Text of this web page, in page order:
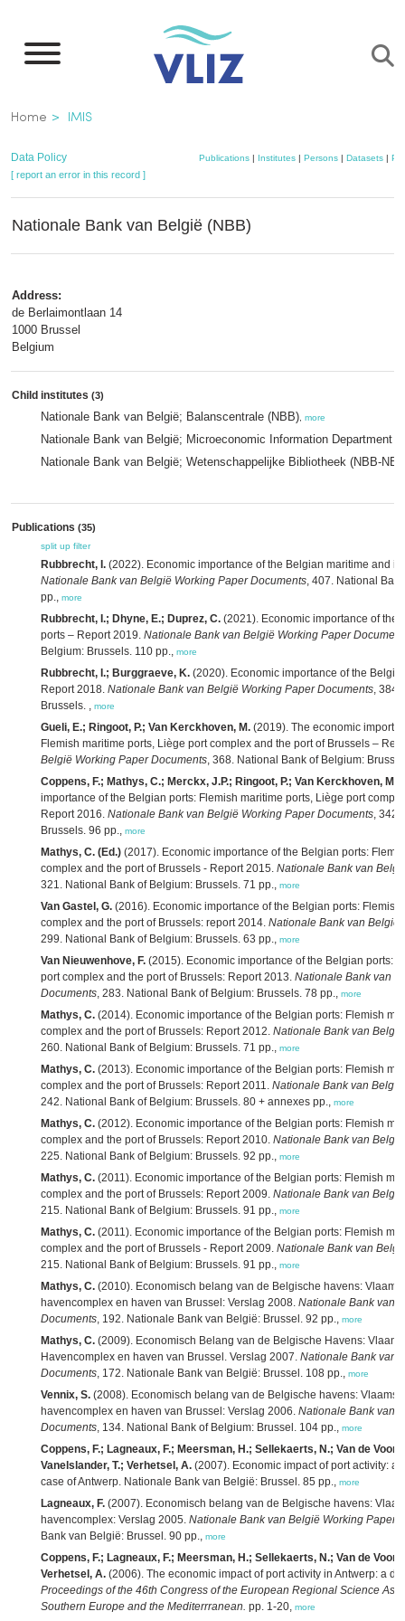
main
Breadcrumb
Home IMIS
Data Policy Publications | Institutes | Persons | Datasets |
[ report an error in this record ]
Nationale Bank van België (NBB)
Address:
de Berlaimontlaan 14
1000 Brussel
Belgium
Child institutes (3)
Nationale Bank van België; Balanscentrale (NBB) more
Nationale Bank van België; Microeconomic Information Department
Nationale Bank van België; Wetenschappelijke Bibliotheek (NBB-NB)
Publications (35)
split up filter
Rubbrecht, I. (2022). Economic importance of the Belgian maritime and
Nationale Bank van België Working Paper Documents, 407. National
pp., more
Rubbrecht, I.; Dhyne, E.; Duprez, C. (2021). Economic importance of the
ports – Report 2019. Nationale Bank van België Working Paper
Belgium: Brussels. 110 pp., more
Rubbrecht, I.; Burggraeve, K. (2020). Economic importance of the
Report 2018. Nationale Bank van België Working Paper Documents, 384.
Brussels. , more
Gueli, E.; Ringoot, P.; Van Kerckhoven, M. (2019). The economic
Flemish maritime ports, Liège port complex and the port of Brussels –
België Working Paper Documents, 368. National Bank of Belgium:
Coppens, F.; Mathys, C.; Merckx, J.P.; Ringoot, P.; Van Kerckhoven, M.
importance of the Belgian ports: Flemish maritime ports, Liège port
Report 2016. Nationale Bank van België Working Paper Documents, 342.
Brussels. 96 pp., more
Mathys, C. (Ed.) (2017). Economic importance of the Belgian ports:
complex and the port of Brussels - Report 2015. Nationale Bank van
321. National Bank of Belgium: Brussels. 71 pp., more
Van Gastel, G. (2016). Economic importance of the Belgian ports:
complex and the port of Brussels: report 2014. Nationale Bank van België
299. National Bank of Belgium: Brussels. 63 pp., more
Van Nieuwenhove, F. (2015). Economic importance of the Belgian ports:
port complex and the port of Brussels: Report 2013. Nationale Bank van
Documents, 283. National Bank of Belgium: Brussels. 78 pp., more
Mathys, C. (2014). Economic importance of the Belgian ports: Flemish
complex and the port of Brussels: Report 2012. Nationale Bank van
260. National Bank of Belgium: Brussels. 71 pp., more
Mathys, C. (2013). Economic importance of the Belgian ports: Flemish
complex and the port of Brussels: Report 2011. Nationale Bank van
242. National Bank of Belgium: Brussels. 80 + annexes pp., more
Mathys, C. (2012). Economic importance of the Belgian ports: Flemish
complex and the port of Brussels: Report 2010. Nationale Bank van
225. National Bank of Belgium: Brussels. 92 pp., more
Mathys, C. (2011). Economic importance of the Belgian ports: Flemish
complex and the port of Brussels: Report 2009. Nationale Bank van
215. National Bank of Belgium: Brussels. 91 pp., more
Mathys, C. (2011). Economic importance of the Belgian ports: Flemish
complex and the port of Brussels - Report 2009. Nationale Bank van
215. National Bank of Belgium: Brussels. 91 pp., more
Mathys, C. (2010). Economisch belang van de Belgische havens:
havencomplex en haven van Brussel: Verslag 2008. Nationale Bank van
Documents, 192. Nationale Bank van België: Brussel. 92 pp., more
Mathys, C. (2009). Economisch Belang van de Belgische Havens:
Havencomplex en haven van Brussel. Verslag 2007. Nationale Bank van
Documents, 172. Nationale Bank van België: Brussel. 108 pp., more
Vennix, S. (2008). Economisch belang van de Belgische havens:
havencomplex en haven van Brussel: Verslag 2006. Nationale Bank van
Documents, 134. National Bank of Belgium: Brussel. 104 pp., more
Coppens, F.; Lagneaux, F.; Meersman, H.; Sellekaerts, N.; Van de
Vanelslander, T.; Verhetsel, A. (2007). Economic impact of port activity: a
case of Antwerp. Nationale Bank van België: Brussel. 85 pp., more
Lagneaux, F. (2007). Economisch belang van de Belgische havens:
havencomplex: Verslag 2005. Nationale Bank van België Working Paper
Bank van België: Brussel. 90 pp., more
Coppens, F.; Lagneaux, F.; Meersman, H.; Sellekaerts, N.; Van de
Verhetsel, A. (2006). The economic impact of port activity in Antwerp: a
Proceedings of the 46th Congress of the European Regional Science
Southern Europe and the Mediterrranean. pp. 1-20, more